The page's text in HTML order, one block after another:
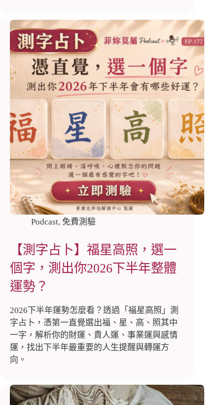
Podcast, 免費測驗
【測字占卜】福星高照，選一
個字，測出你2026下半年整體
運勢？
2026下半年運勢怎麼看？透過「福星高照」測
字占卜，憑第一直覺選出福、星、高、照其中
一字，解析你的財運、貴人運、事業運與感情
運，找出下半年最重要的人生提醒與轉運方
向。